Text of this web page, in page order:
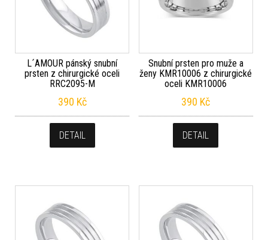
L´AMOUR pánský snubní
prsten z chirurgické oceli
RRC2095-M
390 Kč
DETAIL
Snubní prsten pro muže a
ženy KMR10006 z chirurgické
oceli KMR10006
390 Kč
DETAIL